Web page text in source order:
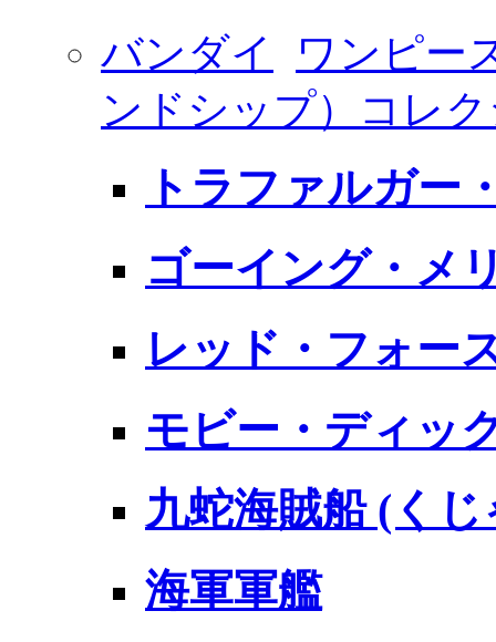
バンダイ
ワンピー
ンドシップ）コレ
トラファルガー
ゴーイング・メ
レッド・フォー
モビー・ディッ
九蛇海賊船 (く
海軍軍艦